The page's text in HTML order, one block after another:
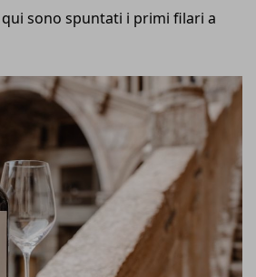
sono spuntati i primi filari a